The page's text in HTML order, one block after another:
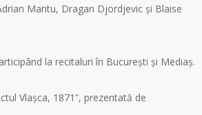
Mantu, Dragan Djordjevic și Blaise
la recitaluri în București și Mediaș.
Vlașca, 1871”, prezentată de